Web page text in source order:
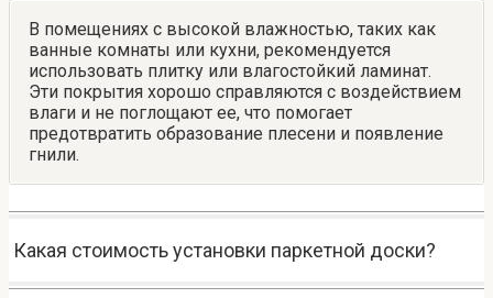
В помещениях с высокой влажностью, таких как
ванные комнаты или кухни, рекомендуется
использовать плитку или влагостойкий ламинат.
Эти покрытия хорошо справляются с воздействием
влаги и не поглощают ее, что помогает
предотвратить образование плесени и появление
гнили.
Какая стоимость установки паркетной доски?